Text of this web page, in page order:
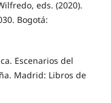
eds. (2020).
Bogotá:
Escenarios del
Madrid: Libros de